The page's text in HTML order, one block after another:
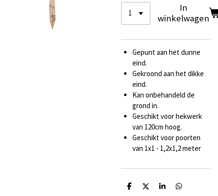
In
winkelwagen
Gepunt aan het dunne
eind.
Gekroond aan het dikke
eind.
Kan onbehandeld de
grond in.
Geschikt voor hekwerk
van 120cm hoog.
Geschikt voor poorten
van 1x1 - 1,2x1,2 meter
D
D
S
D